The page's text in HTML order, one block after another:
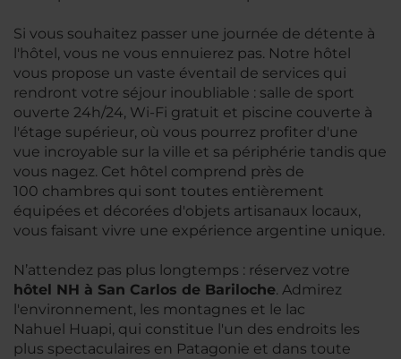
Si vous souhaitez passer une journée de détente à
l'hôtel, vous ne vous ennuierez pas. Notre hôtel
vous propose un vaste éventail de services qui
rendront votre séjour inoubliable : salle de sport
ouverte 24h/24, Wi-Fi gratuit et piscine couverte à
l'étage supérieur, où vous pourrez profiter d'une
vue incroyable sur la ville et sa périphérie tandis que
vous nagez. Cet hôtel comprend près de
100 chambres qui sont toutes entièrement
équipées et décorées d'objets artisanaux locaux,
vous faisant vivre une expérience argentine unique.
N’attendez pas plus longtemps : réservez votre
hôtel NH à San Carlos de Bariloche. Admirez
l'environnement, les montagnes et le lac
Nahuel Huapi, qui constitue l'un des endroits les
plus spectaculaires en Patagonie et dans toute